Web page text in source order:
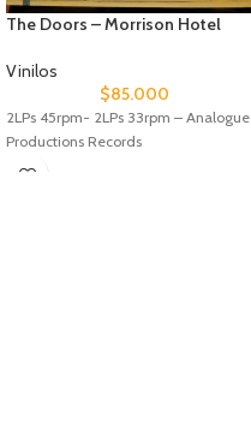
The Doors – Morrison Hotel
Vinilos
$85.000
2LPs 45rpm- 2LPs 33rpm – Analogue
Productions Records